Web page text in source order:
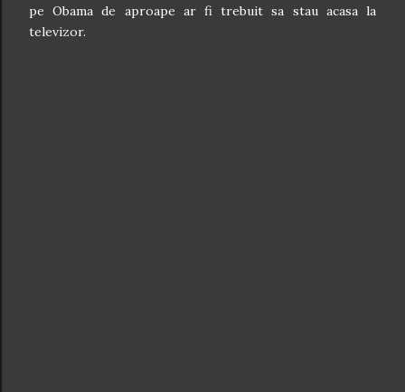
pe Obama de aproape ar fi trebuit sa stau acasa la
televizor.